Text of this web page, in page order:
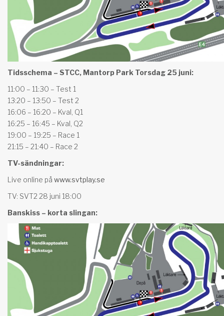
Tidsschema – STCC, Mantorp Park Torsdag 25 juni:
11:00 – 11:30 – Test 1
13:20 – 13:50 – Test 2
16:06 – 16:20 – Kval, Q1
16:25 – 16:45 – Kval, Q2
19:00 – 19:25 – Race 1
21:15 – 21:40 – Race 2
TV-sändningar:
Live online på www.svtplay.se
TV: SVT2 28 juni 18:00
Banskiss – korta slingan: